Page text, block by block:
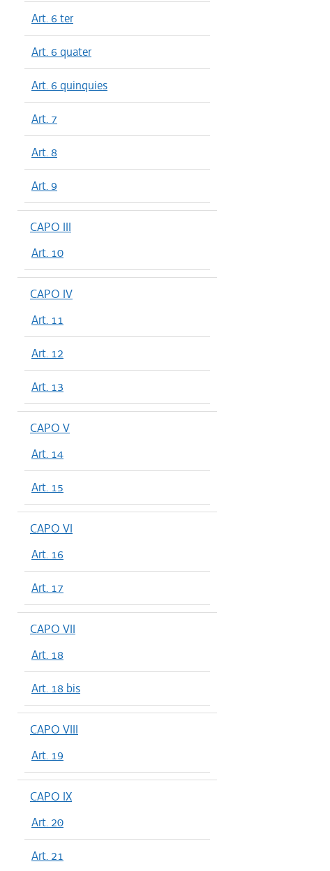
Art. 6 ter
Art. 6 quater
Art. 6 quinquies
Art. 7
Art. 8
Art. 9
CAPO III
Art. 10
CAPO IV
Art. 11
Art. 12
Art. 13
CAPO V
Art. 14
Art. 15
CAPO VI
Art. 16
Art. 17
CAPO VII
Art. 18
Art. 18 bis
CAPO VIII
Art. 19
CAPO IX
Art. 20
Art. 21